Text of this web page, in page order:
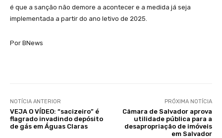
é que a sanção não demore a acontecer e a medida já seja
implementada a partir do ano letivo de 2025.
Por BNews
NOTÍCIA ANTERIOR
VEJA O VÍDEO: “sacizeiro” é
flagrado invadindo depósito
de gás em Águas Claras
PRÓXIMA NOTÍCIA
Câmara de Salvador aprova
utilidade pública para a
desapropriação de imóveis
em Salvador